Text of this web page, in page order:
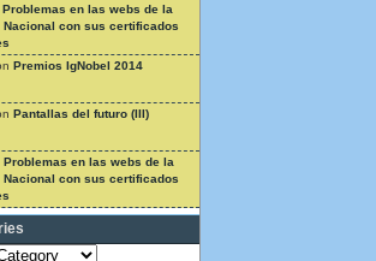
Problemas en las webs de la
Nacional con sus certificados
Premios IgNobel 2014
Pantallas del futuro (III)
Problemas en las webs de la
Nacional con sus certificados